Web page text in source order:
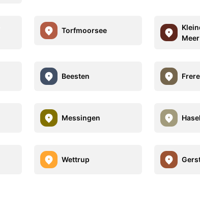
Torfmoorsee
Meer
Beesten
Messingen
Wettrup